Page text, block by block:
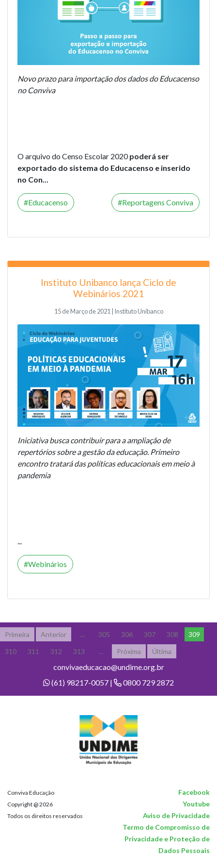
Novo prazo para importação dos dados do Educacenso
no Conviva
O arquivo do Censo Escolar 2020poderá ser
exportado do sistema do Educacenso e inserido
no Con...
Educacenso Reportagens Conviva
Instituto Unibanco lança Ciclo de
Webinários 2021
15 de Março de 2021 | Instituto Unibanco
Iniciativa busca contribuir para a ampliação de
repertórios sobre a gestão da educação. Primeiro
encontro tratará das políticas educacionais em meio à
pandemia
...
Webinários
Primeira Anterior ... 305 306 307 308 309
310 311 312 313 ... Próxima Última
convivaeducacao@undime.org.br
(61) 98217-0057 |
0800 729 2872
Conviva Educação Facebook
Copyright @ 2026 Youtube
Todos os direitos reservados
Aviso de Privacidade
Termo de Compromisso de
Privacidade e Proteção de
Dados Pessoais